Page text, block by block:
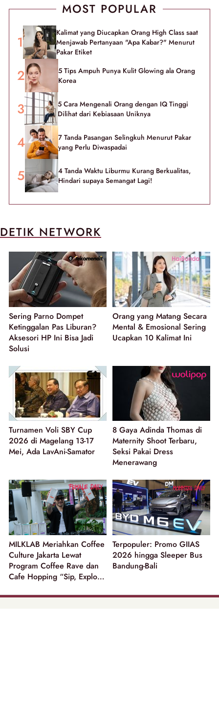
MOST POPULAR
Kalimat yang Diucapkan Orang High Class saat
Menjawab Pertanyaan "Apa Kabar?" Menurut
Pakar Etiket
5 Tips Ampuh Punya Kulit Glowing ala Orang
Korea
5 Cara Mengenali Orang dengan IQ Tinggi
Dilihat dari Kebiasaan Uniknya
7 Tanda Pasangan Selingkuh Menurut Pakar
yang Perlu Diwaspadai
4 Tanda Waktu Liburmu Kurang Berkualitas,
Hindari supaya Semangat Lagi!
DETIK NETWORK
Sering Parno Dompet
Ketinggalan Pas Liburan?
Aksesori HP Ini Bisa Jadi
Solusi
Orang yang Matang Secara
Mental & Emosional Sering
Ucapkan 10 Kalimat Ini
Turnamen Voli SBY Cup
2026 di Magelang 13-17
Mei, Ada LavAni-Samator
8 Gaya Adinda Thomas di
Maternity Shoot Terbaru,
Seksi Pakai Dress
Menerawang
MILKLAB Meriahkan Coffee
Culture Jakarta Lewat
Program Coffee Rave dan
Cafe Hopping “Sip, Explore
Terpopuler: Promo GIIAS
2026 hingga Sleeper Bus
Bandung-Bali